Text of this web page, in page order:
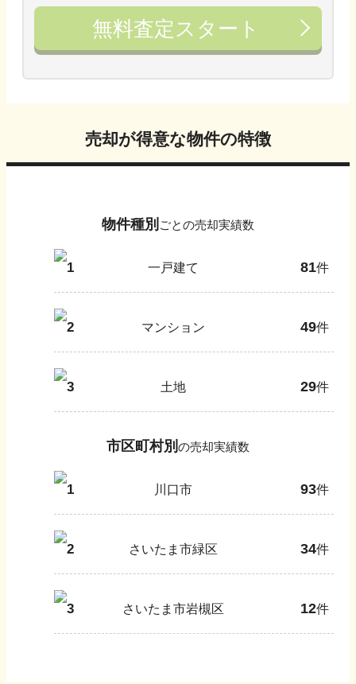
無料査定スタート
売却が得意な物件の特徴
物件種別 ごとの売却実績数
1 一戸建て 81件
2 マンション 49件
3 土地 29件
市区町村別 の売却実績数
1 川口市 93件
2 さいたま市緑区 34件
3 さいたま市岩槻区 12件